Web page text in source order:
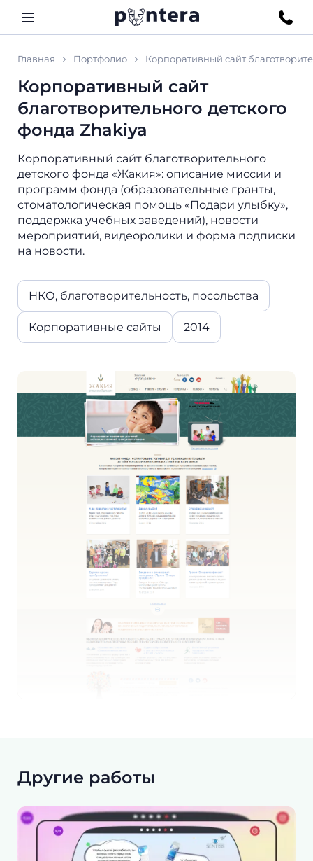
Главная Портфолио Корпоративный сайт
Корпоративный сайт
благотворительного детского
фонда Zhakiya
Корпоративный сайт благотворительного
детского фонда «Жакия»: описание миссии и
программ фонда (образовательные гранты,
стоматологическая помощь «Подари улыбку»,
поддержка учебных заведений), новости
мероприятий, видеоролики и форма подписки
на новости.
НКО, благотворительность, посольства
Корпоративные сайты 2014
Другие работы